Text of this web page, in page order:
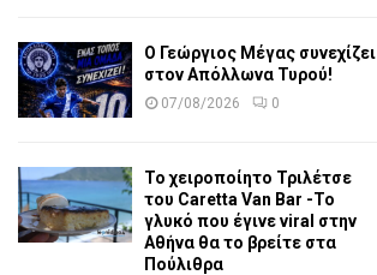
Ο Γεώργιος Μέγας συνεχίζει
στον Απόλλωνα Τυρού!
07/08/2026 0
Το χειροποίητο Τριλέτσε
του Caretta Van Bar -Το
γλυκό που έγινε viral στην
Αθήνα θα το βρείτε στα
Πούλιθρα